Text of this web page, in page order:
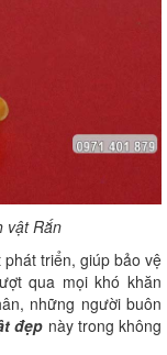
vật Rắn
triển, giúp bảo vệ
qua mọi khó khăn
những người buôn
đẹp này trong không